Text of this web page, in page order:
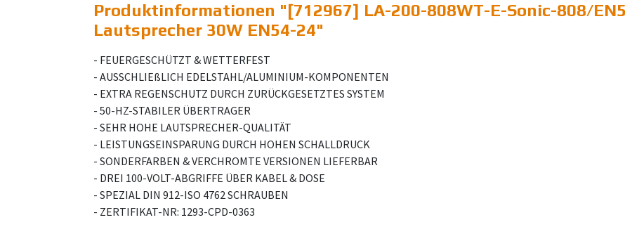
Produktinformationen "[712967] LA-200-808WT-E-Sonic-808/
Lautsprecher 30W EN54-24"
- FEUERGESCHÜTZT & WETTERFEST
- AUSSCHLIEßLICH EDELSTAHL/ALUMINIUM-KOMPONENTEN
- EXTRA REGENSCHUTZ DURCH ZURÜCKGESETZTES SYSTEM
- 50-HZ-STABILER ÜBERTRAGER
- SEHR HOHE LAUTSPRECHER-QUALITÄT
- LEISTUNGSEINSPARUNG DURCH HOHEN SCHALLDRUCK
- SONDERFARBEN & VERCHROMTE VERSIONEN LIEFERBAR
- DREI 100-VOLT-ABGRIFFE ÜBER KABEL & DOSE
- SPEZIAL DIN 912-ISO 4762 SCHRAUBEN
- ZERTIFIKAT-NR: 1293-CPD-0363